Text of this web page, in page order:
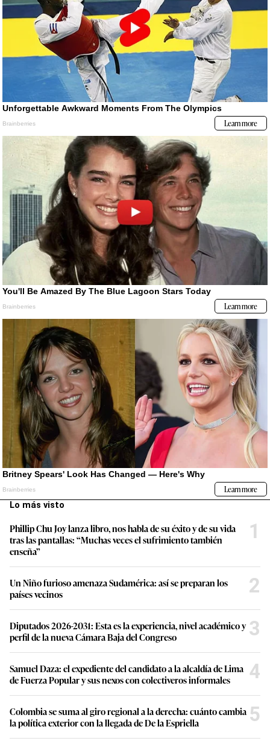
Lo más visto
Phillip Chu Joy lanza libro, nos habla de su éxito y de su vida
tras las pantallas: “Muchas veces el sufrimiento también
enseña”
1
Un Niño furioso amenaza Sudamérica: así se preparan los
países vecinos
2
Diputados 2026-2031: Esta es la experiencia, nivel académico y
perfil de la nueva Cámara Baja del Congreso
3
Samuel Daza: el expediente del candidato a la alcaldía de Lima
de Fuerza Popular y sus nexos con colectiveros informales
4
Colombia se suma al giro regional a la derecha: cuánto cambia
la política exterior con la llegada de De la Espriella
5